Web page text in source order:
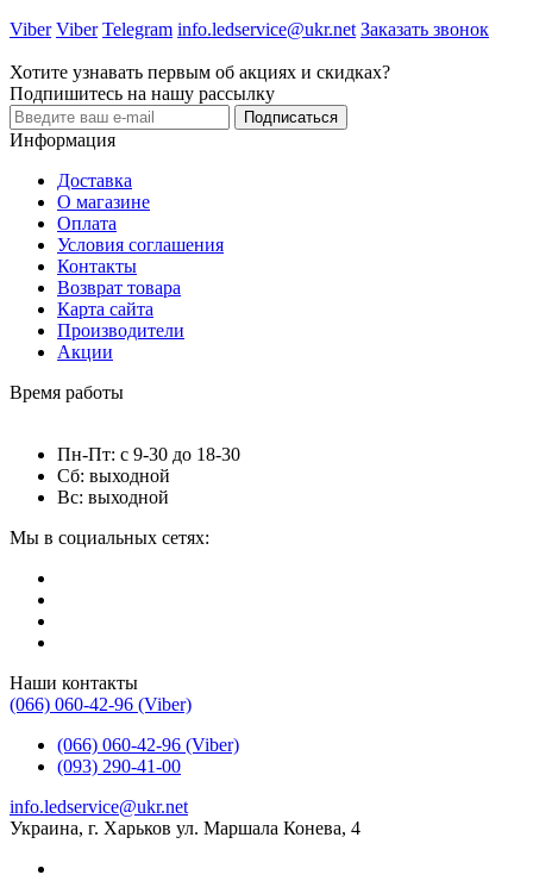
Viber Viber Telegram info.ledservice@ukr.net Заказать звонок
Хотите узнавать первым об акциях и скидках?
Подпишитесь на нашу рассылку
Подписаться
Информация
Доставка
О магазине
Оплата
Условия соглашения
Контакты
Возврат товара
Карта сайта
Производители
Акции
Время работы
Пн-Пт: с 9-30 до 18-30
Сб: выходной
Вс: выходной
Мы в социальных сетях:
Наши контакты
(066) 060-42-96 (Viber)
(066) 060-42-96 (Viber)
(093) 290-41-00
info.ledservice@ukr.net
Украина, г. Харьков ул. Маршала Конева, 4